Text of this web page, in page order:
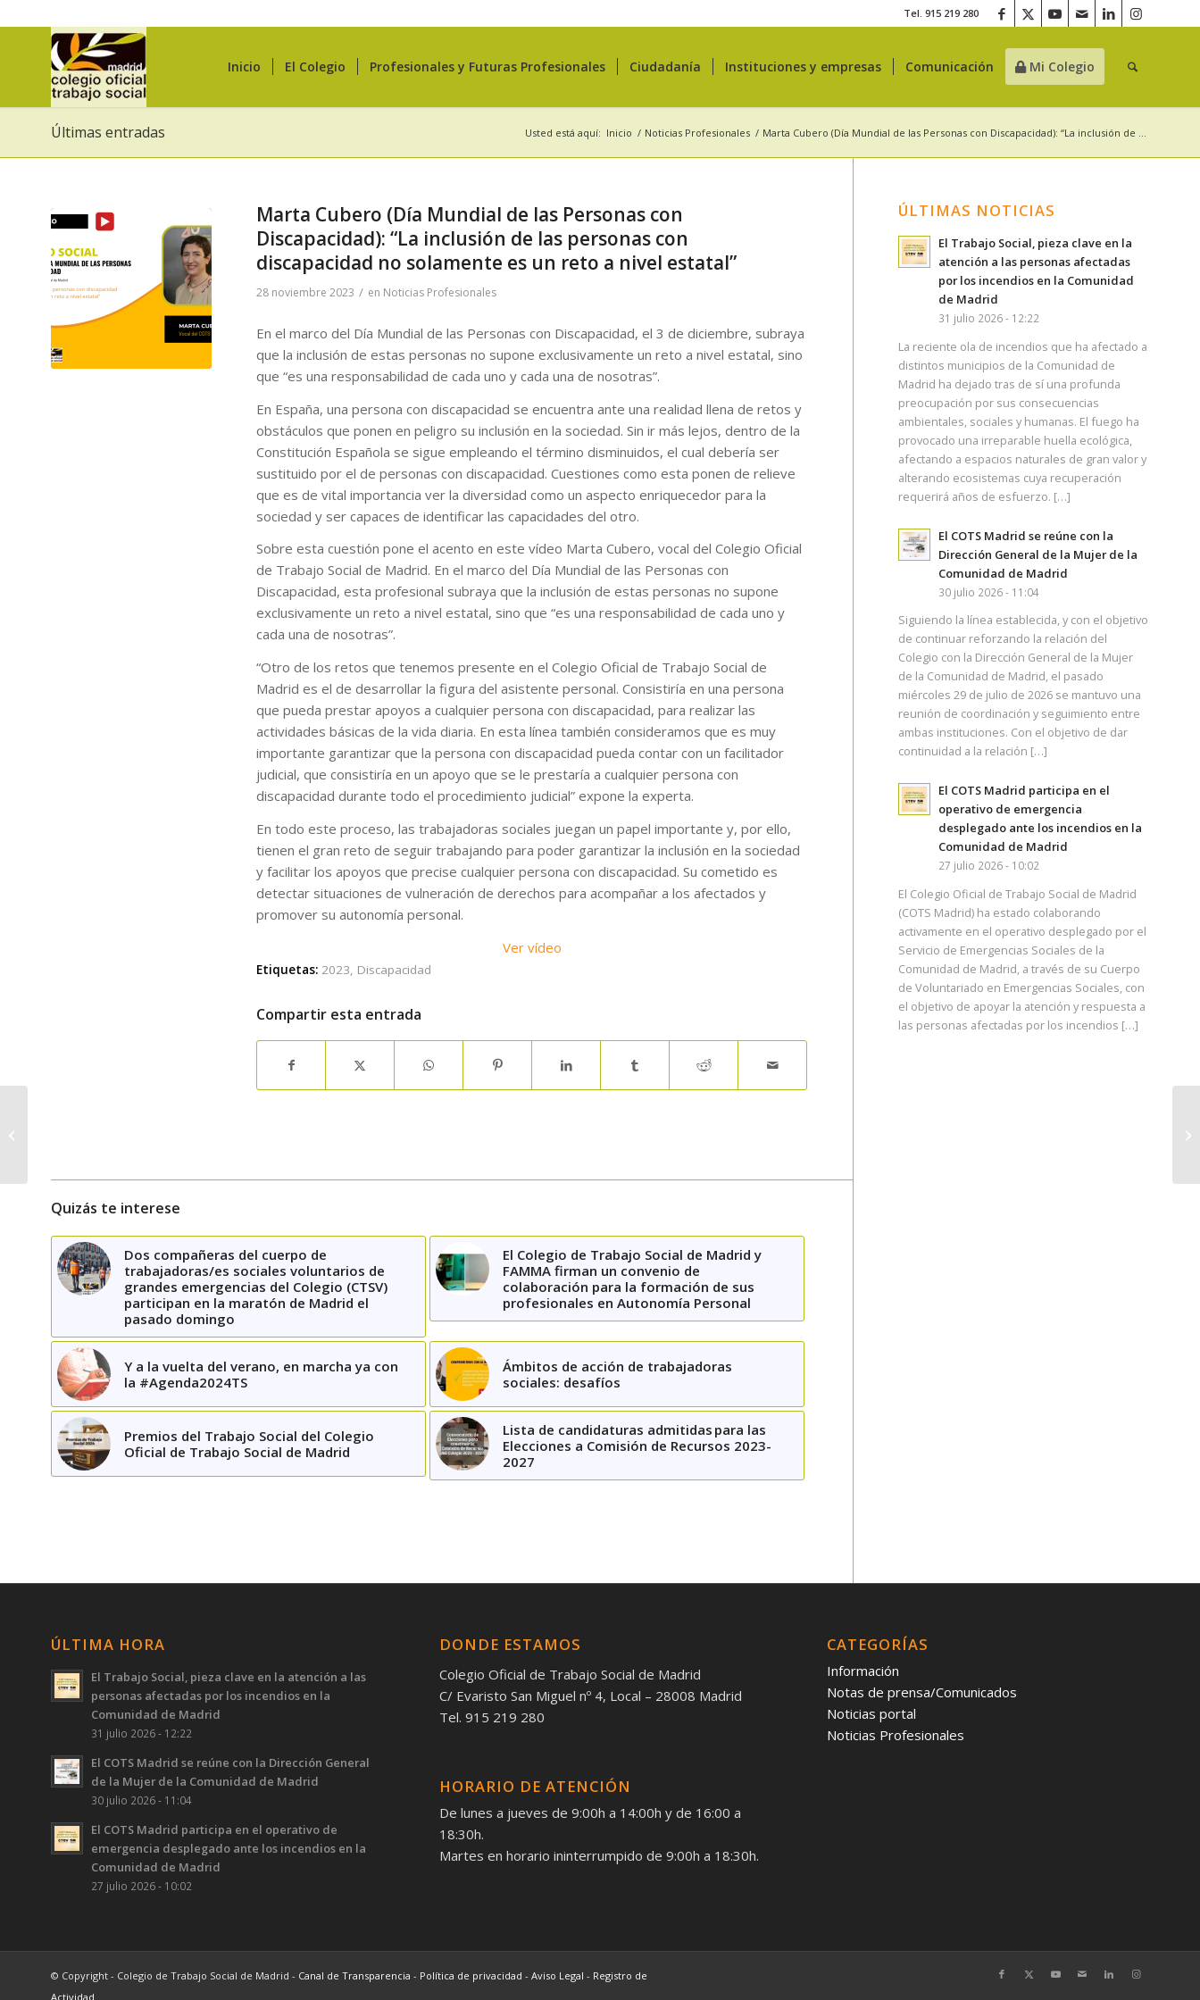
Tel. 915 219 280
Inicio El Colegio Profesionales y Futuras Profesionales Ciudadanía Instituciones y empresas Comunicación Mi Colegio
Últimas entradas Usted está aquí: Inicio / Noticias Profesionales / Marta Cubero (Día Mundial de las Personas con Discapacidad): “La inclusión de ...
Marta Cubero (Día Mundial de las Personas con
Discapacidad): “La inclusión de las personas con
discapacidad no solamente es un reto a nivel estatal”
28 noviembre 2023 / en Noticias Profesionales
En el marco del Día Mundial de las Personas con Discapacidad, el 3 de diciembre, subraya
que la inclusión de estas personas no supone exclusivamente un reto a nivel estatal, sino
que “es una responsabilidad de cada uno y cada una de nosotras”.
En España, una persona con discapacidad se encuentra ante una realidad llena de retos y
obstáculos que ponen en peligro su inclusión en la sociedad. Sin ir más lejos, dentro de la
Constitución Española se sigue empleando el término disminuidos, el cual debería ser
sustituido por el de personas con discapacidad. Cuestiones como esta ponen de relieve
que es de vital importancia ver la diversidad como un aspecto enriquecedor para la
sociedad y ser capaces de identificar las capacidades del otro.
Sobre esta cuestión pone el acento en este vídeo Marta Cubero, vocal del Colegio Oficial
de Trabajo Social de Madrid. En el marco del Día Mundial de las Personas con
Discapacidad, esta profesional subraya que la inclusión de estas personas no supone
exclusivamente un reto a nivel estatal, sino que “es una responsabilidad de cada uno y
cada una de nosotras”.
“Otro de los retos que tenemos presente en el Colegio Oficial de Trabajo Social de
Madrid es el de desarrollar la figura del asistente personal. Consistiría en una persona
que pueda prestar apoyos a cualquier persona con discapacidad, para realizar las
actividades básicas de la vida diaria. En esta línea también consideramos que es muy
importante garantizar que la persona con discapacidad pueda contar con un facilitador
judicial, que consistiría en un apoyo que se le prestaría a cualquier persona con
discapacidad durante todo el procedimiento judicial” expone la experta.
En todo este proceso, las trabajadoras sociales juegan un papel importante y, por ello,
tienen el gran reto de seguir trabajando para poder garantizar la inclusión en la sociedad
y facilitar los apoyos que precise cualquier persona con discapacidad. Su cometido es
detectar situaciones de vulneración de derechos para acompañar a los afectados y
promover su autonomía personal.
Ver vídeo
Etiquetas: 2023 Discapacidad
Compartir esta entrada
Quizás te interese
Dos compañeras del cuerpo de
trabajadoras/es sociales voluntarios de
grandes emergencias del Colegio (CTSV)
participan en la maratón de Madrid el
pasado domingo
El Colegio de Trabajo Social de Madrid y
FAMMA firman un convenio de
colaboración para la formación de sus
profesionales en Autonomía Personal
Y a la vuelta del verano, en marcha ya con
la #Agenda2024TS
Ámbitos de acción de trabajadoras
sociales: desafíos
Premios del Trabajo Social del Colegio
Oficial de Trabajo Social de Madrid
Lista de candidaturas admitidas para las
Elecciones a Comisión de Recursos 2023-
2027
ÚLTIMAS NOTICIAS
El Trabajo Social, pieza clave en la
atención a las personas afectadas
por los incendios en la Comunidad
de Madrid
31 julio 2026 - 12:22
La reciente ola de incendios que ha afectado a
distintos municipios de la Comunidad de
Madrid ha dejado tras de sí una profunda
preocupación por sus consecuencias
ambientales, sociales y humanas. El fuego ha
provocado una irreparable huella ecológica,
afectando a espacios naturales de gran valor y
alterando ecosistemas cuya recuperación
requerirá años de esfuerzo. […]
El COTS Madrid se reúne con la
Dirección General de la Mujer de la
Comunidad de Madrid
30 julio 2026 - 11:04
Siguiendo la línea establecida, y con el objetivo
de continuar reforzando la relación del
Colegio con la Dirección General de la Mujer
de la Comunidad de Madrid, el pasado
miércoles 29 de julio de 2026 se mantuvo una
reunión de coordinación y seguimiento entre
ambas instituciones. Con el objetivo de dar
continuidad a la relación […]
El COTS Madrid participa en el
operativo de emergencia
desplegado ante los incendios en la
Comunidad de Madrid
27 julio 2026 - 10:02
El Colegio Oficial de Trabajo Social de Madrid
(COTS Madrid) ha estado colaborando
activamente en el operativo desplegado por el
Servicio de Emergencias Sociales de la
Comunidad de Madrid, a través de su Cuerpo
de Voluntariado en Emergencias Sociales, con
el objetivo de apoyar la atención y respuesta a
las personas afectadas por los incendios […]
ÚLTIMA HORA
El Trabajo Social, pieza clave en la atención a las
personas afectadas por los incendios en la
Comunidad de Madrid
31 julio 2026 - 12:22
El COTS Madrid se reúne con la Dirección General
de la Mujer de la Comunidad de Madrid
30 julio 2026 - 11:04
El COTS Madrid participa en el operativo de
emergencia desplegado ante los incendios en la
Comunidad de Madrid
27 julio 2026 - 10:02
DONDE ESTAMOS
Colegio Oficial de Trabajo Social de Madrid
C/ Evaristo San Miguel nº 4, Local – 28008 Madrid
Tel. 915 219 280
HORARIO DE ATENCIÓN
De lunes a jueves de 9:00h a 14:00h y de 16:00 a
18:30h.
Martes en horario ininterrumpido de 9:00h a 18:30h.
CATEGORÍAS
Información
Notas de prensa/Comunicados
Noticias portal
Noticias Profesionales
© Copyright - Colegio de Trabajo Social de Madrid - Canal de Transparencia - Política de privacidad - Aviso Legal - Registro de
Actividad